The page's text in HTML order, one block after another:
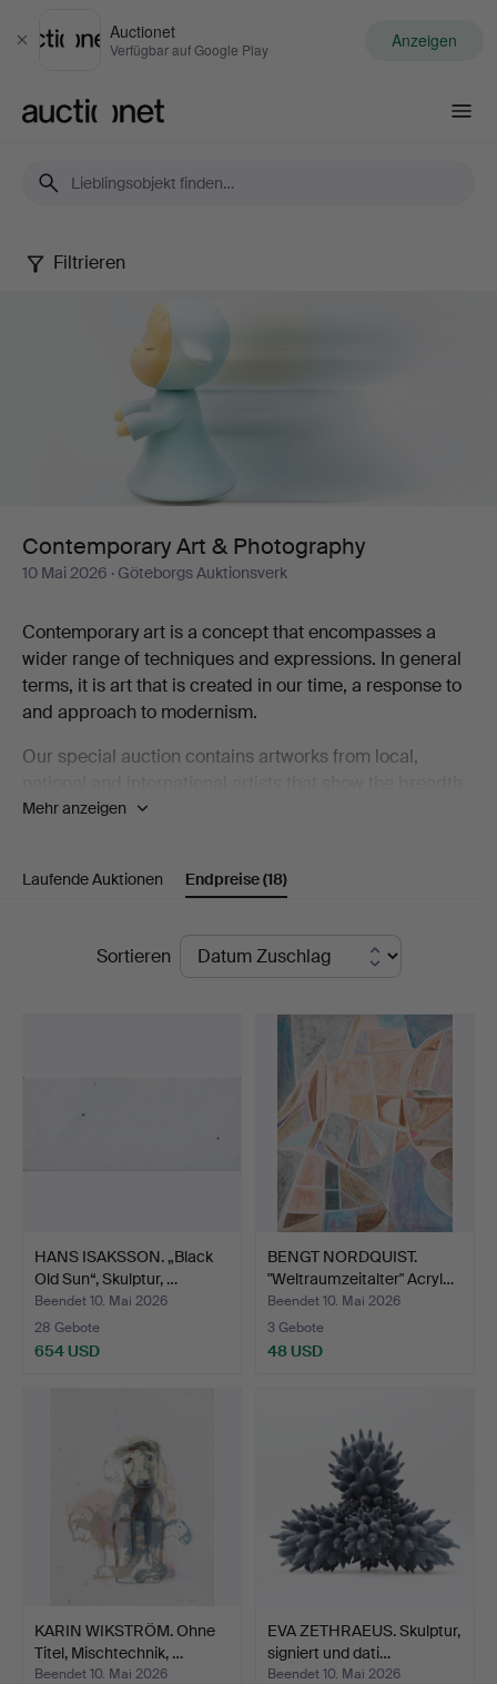
Schließen
Auctionet
Verfügbar auf Google Play Anzeigen
Contemporary
Photography
Filtrieren
Contemporary Art & Photography
10 Mai 2026 · Göteborgs Auktionsverk
Contemporary art is a concept that encompasses a
wider range of techniques and expressions. In general
terms, it is art that is created in our time, a response to
and approach to modernism.
Our special auction contains artworks from local,
that contemporary art represents, including Karin
Labba.
Welcome to take a look at the catalogue and discover
some of the artists who are part of the contemporary art
Mehr anzeigen
Laufende Auktionen Endpreise(18)
EndpreiseSortieren
HANS ISAKSSON. „Black
Old Sun“, Skulptur, …
Beendet 10. Mai 2026
28 Gebote
654 USD
BENGT NORDQUIST.
"Weltraumzeitalter" Acryl…
Beendet 10. Mai 2026
3 Gebote
48 USD
KARIN WIKSTRÖM. Ohne
Titel, Mischtechnik, …
Beendet 10. Mai 2026
EVA ZETHRAEUS. Skulptur,
signiert und dati…
Beendet 10. Mai 2026